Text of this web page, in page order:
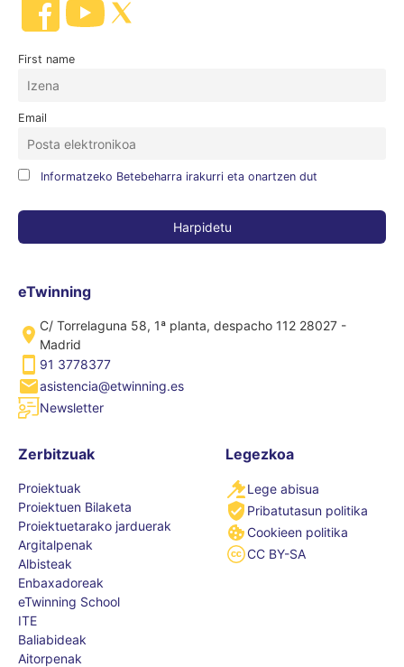
First name
Email
Informatzeko Betebeharra irakurri eta onartzen dut
eTwinning
C/ Torrelaguna 58, 1ª planta, despacho 112 28027 -
Madrid
91 3778377
asistencia@etwinning.es
Newsletter
Zerbitzuak
Proiektuak
Proiektuen Bilaketa
Proiektuetarako jarduerak
Argitalpenak
Albisteak
Enbaxadoreak
eTwinning School
ITE
Baliabideak
Aitorpenak
Legezkoa
Lege abisua
Pribatutasun politika
Cookieen politika
CC BY-SA